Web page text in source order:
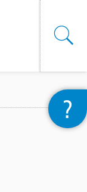
?